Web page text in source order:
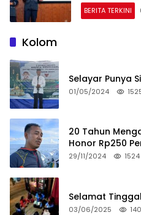
BERITA TERKINI
Kolom
Selayar Punya
01/05/2024
20 Tahun
Honor Rp250
29/11/2024 1524
Selamat
03/06/2025